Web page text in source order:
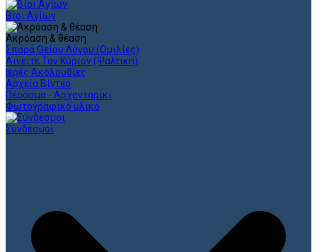
Βίοι Αγίων
Ακρόαση & θέαση
Σπορά Θείου Λόγου (Ομιλίες)
Αινείτε Τον Κύριον (Ψαλτική)
Ιερές Ακολουθίες
Αρχεία Βίντεο
Πέρασμα - Αρχονταρίκι
Φωτογραφικό υλικό
Σύνδεσμοι